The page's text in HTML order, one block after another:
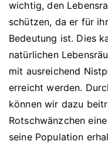
wichtig, den
schützen, da er für
Bedeutung ist. Dies
natürlichen
mit ausreichend
erreicht werden.
können wir dazu
Rotschwänzchen
seine Population